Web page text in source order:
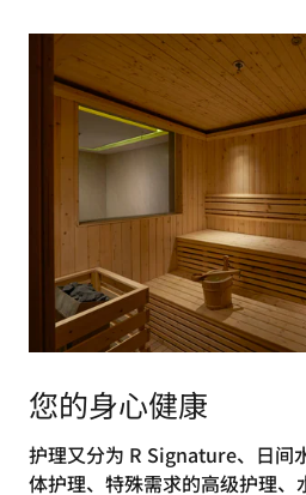
您的身心健康
护理又分为 R Signature、日间
体护理、特殊需求的高级护理、